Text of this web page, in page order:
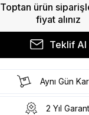
Toptan ürün
fiyat alınız
Teklif Al
Aynı Gün
2 Yıl